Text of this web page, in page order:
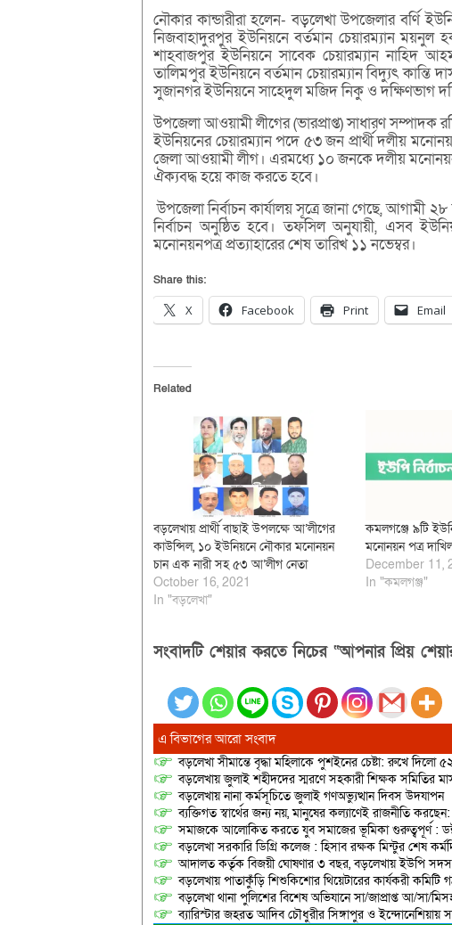
নৌকার কান্ডারীরা হলেন- বড়লেখা উপজেলার বর্ণি
নিজবাহাদুরপুর ইউনিয়নে বর্তমান চেয়ারম্যান
শাহবাজপুর ইউনিয়নে সাবেক চেয়ারম্যান নাহিদ
তালিমপুর ইউনিয়নে বর্তমান চেয়ারম্যান বিদ্যুৎ কান্তি
সুজানগর ইউনিয়নে সাহেদুল মজিদ নিকু ও দক্ষিণভাগ
উপজেলা আওয়ামী লীগের (ভারপ্রাপ্ত) সাধারণ
ইউনিয়নের চেয়ারম্যান পদে ৫৩ জন প্রার্থী দলীয়
জেলা আওয়ামী লীগ। এরমধ্যে ১০ জনকে দলীয়
ঐক্যবদ্ধ হয়ে কাজ করতে হবে।
উপজেলা নির্বাচন কার্যালয় সূত্রে জানা গেছে, আগামী
নির্বাচন অনুষ্ঠিত হবে। তফসিল অনুযায়ী, এসব
মনোনয়নপত্র প্রত্যাহারের শেষ তারিখ ১১ নভেম্বর।
Share this:
X Facebook Print Email
Related
বড়লেখায় প্রার্থী বাছাই উপলক্ষে আ’লীগের
কাউন্সিল, ১০ ইউনিয়নে নৌকার মনোনয়ন
চান এক নারী সহ ৫৩ আ’লীগ নেতা
October 16, 2021
In "বড়লেখা"
কমলগঞ্জে ৯টি
মনোনয়ন পত্র
December 11,
In "কমলগঞ্জ"
সংবাদটি শেয়ার করতে নিচের “আপনার প্রিয়
এ বিভাগের আরো সংবাদ
বড়লেখা সীমান্তে বৃদ্ধা মহিলাকে পুশইনের চেষ্টা: রুখে দিলো
বড়লেখায় জুলাই শহীদদের স্মরণে সহকারী শিক্ষক সমিতির
বড়লেখায় নানা কর্মসূচিতে জুলাই গণঅভ্যুত্থান দিবস উদযাপন
ব্যক্তিগত স্বার্থের জন্য নয়, মানুষের কল্যাণেই রাজনীতি
সমাজকে আলোকিত করতে যুব সমাজের ভূমিকা গুরুত্বপূর্ণ :
বড়লেখা সরকারি ডিগ্রি কলেজ : হিসাব রক্ষক মিন্টুর শেষ
আদালত কর্তৃক বিজয়ী ঘোষণার ৩ বছর, বড়লেখায় ইউপি
বড়লেখায় পাতাকুঁড়ি শিশুকিশোর থিয়েটারের কার্যকরী কমিটি
বড়লেখা থানা পুলিশের বিশেষ অভিযানে সা/জাপ্রাপ্ত আ/সা/
ব্যারিস্টার জহরত আদিব চৌধুরীর সিঙ্গাপুর ও ইন্দোনেশিয়ায়